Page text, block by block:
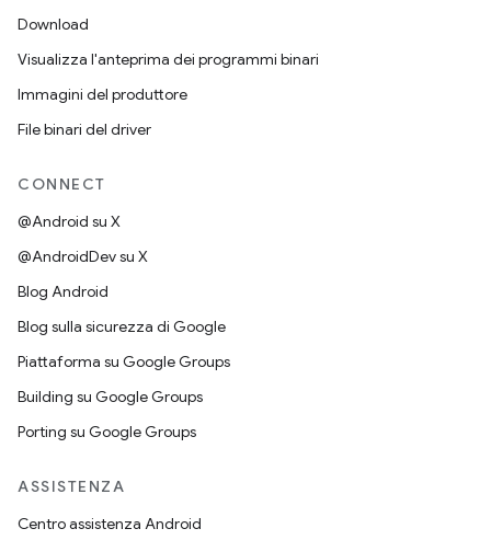
Download
Visualizza l'anteprima dei programmi binari
Immagini del produttore
File binari del driver
CONNECT
@Android su X
@AndroidDev su X
Blog Android
Blog sulla sicurezza di Google
Piattaforma su Google Groups
Building su Google Groups
Porting su Google Groups
ASSISTENZA
Centro assistenza Android